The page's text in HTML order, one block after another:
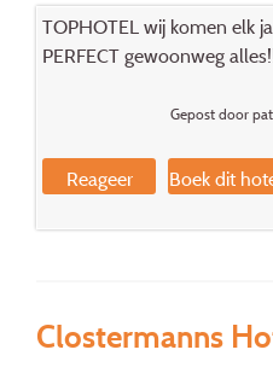
TOPHOTEL wij komen elk
PERFECT gewoonweg
Gepost door
Reageer Boek dit
Clostermanns